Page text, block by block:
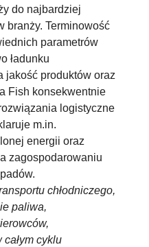
do najbardziej
branży. Terminowość
parametrów
ładunku
jakość produktów oraz
Fish konsekwentnie
logistyczne
m.in.
energii oraz
zagospodarowaniu
chłodniczego,
paliwa,
cyklu